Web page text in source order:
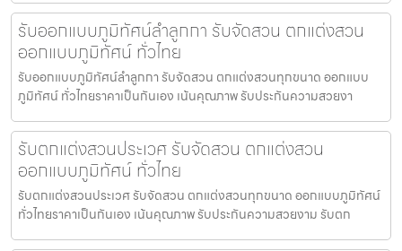
รับออกแบบภูมิทัศน์ลำลูกกา รับจัดสวน ตกแต่งสวน
ออกแบบภูมิทัศน์ ทั่วไทย
รับออกแบบภูมิทัศน์ลำลูกกา รับจัดสวน ตกแต่งสวนทุกขนาด ออกแบบ
ภูมิทัศน์ ทั่วไทยราคาเป็นกันเอง เน้นคุณภาพ รับประกันความสวยงา
รับตกแต่งสวนประเวศ รับจัดสวน ตกแต่งสวน
ออกแบบภูมิทัศน์ ทั่วไทย
รับตกแต่งสวนประเวศ รับจัดสวน ตกแต่งสวนทุกขนาด ออกแบบภูมิทัศน์
ทั่วไทยราคาเป็นกันเอง เน้นคุณภาพ รับประกันความสวยงาม รับตก